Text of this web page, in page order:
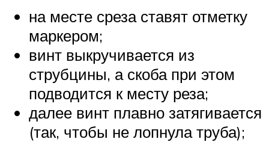
на месте среза ставят отметку
маркером;
винт выкручивается из
струбцины, а скоба при этом
подводится к месту реза;
далее винт плавно затягивается
(так, чтобы не лопнула труба);